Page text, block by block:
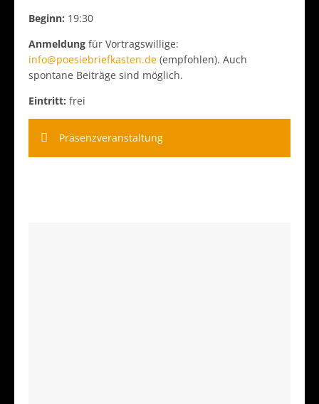
Beginn: 19:30
Anmeldung für Vortragswillige:
info@poesiebriefkasten.de (empfohlen). Auch
spontane Beiträge sind möglich.
Eintritt: frei
Präsenzveranstaltung